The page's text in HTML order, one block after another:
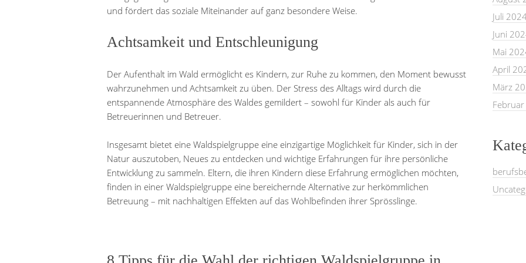
und fördert das soziale Miteinander auf ganz besondere Weise.
Achtsamkeit und Entschleunigung
Der Aufenthalt im Wald ermöglicht es Kindern, zur Ruhe zu kommen, den Moment bewusst
wahrzunehmen und Achtsamkeit zu üben. Der Stress des Alltags wird durch die
entspannende Atmosphäre des Waldes gemildert – sowohl für Kinder als auch für
Betreuerinnen und Betreuer.
Insgesamt bietet eine Waldspielgruppe eine einzigartige Möglichkeit für Kinder, sich in der
Natur auszutoben, Neues zu entdecken und wichtige Erfahrungen für ihre persönliche
Entwicklung zu sammeln. Eltern, die ihren Kindern diese Erfahrung ermöglichen möchten,
finden in einer Waldspielgruppe eine bereichernde Alternative zur herkömmlichen
Betreuung – mit nachhaltigen Effekten auf das Wohlbefinden ihrer Sprösslinge.
Juli
Juni
Mai
April
März